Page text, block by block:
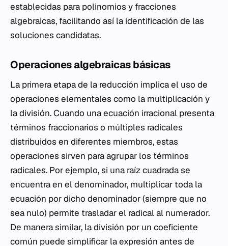
establecidas para polinomios y fracciones
algebraicas, facilitando así la identificación de las
soluciones candidatas.
Operaciones algebraicas básicas
La primera etapa de la reducción implica el uso de
operaciones elementales como la multiplicación y
la división. Cuando una ecuación irracional presenta
términos fraccionarios o múltiples radicales
distribuidos en diferentes miembros, estas
operaciones sirven para agrupar los términos
radicales. Por ejemplo, si una raíz cuadrada se
encuentra en el denominador, multiplicar toda la
ecuación por dicho denominador (siempre que no
sea nulo) permite trasladar el radical al numerador.
De manera similar, la división por un coeficiente
común puede simplificar la expresión antes de